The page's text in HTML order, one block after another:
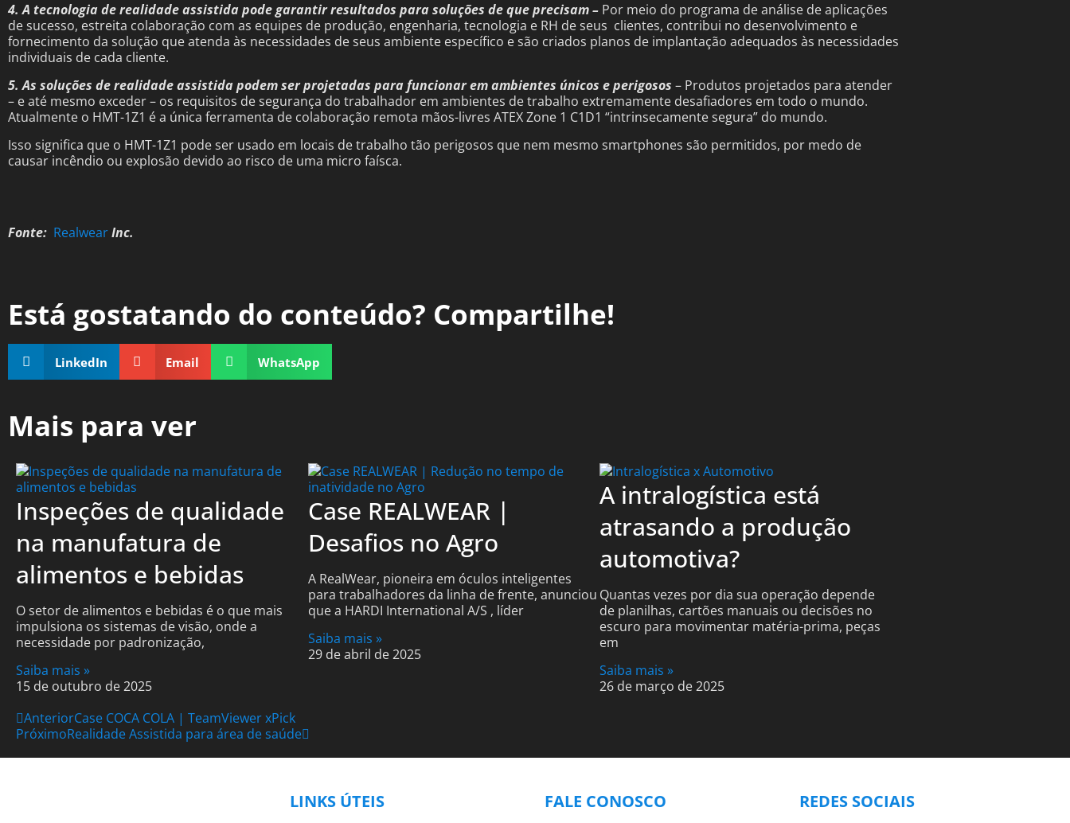
4. A tecnologia de realidade assistida pode garantirresultados para soluções de que precisam – Por meio do programa de análise de aplicações
de sucesso, estreita colaboração com as equipes de produção, engenharia, tecnologia e RH de seus clientes, contribui no desenvolvimento e
fornecimento da solução que atenda às necessidades de seus ambiente específico e são criados planos de implantação adequados às necessidades
individuais de cada cliente.
5. As soluções de realidade assistida podem ser projetadas para funcionar em ambientes únicos e perigosos – Produtos projetados para atender
– e até mesmo exceder – os requisitos de segurança do trabalhador em ambientes de trabalho extremamente desafiadores em todo o mundo.
Atualmente o HMT-1Z1 é a única ferramenta de colaboração remota mãos-livres ATEX Zone 1 C1D1 “intrinsecamente segura” do mundo.
Isso significa que o HMT-1Z1 pode ser usado em locais de trabalho tão perigosos que nem mesmo smartphones são permitidos, por medo de
causar incêndio ou explosão devido ao risco de uma micro faísca.
Fonte: RealwearInc.
Está gostatando do conteúdo? Compartilhe!
LinkedIn Email WhatsApp
Mais para ver
Inspeções de qualidade
na manufatura de
alimentos e bebidas
O setor de alimentos e bebidas é o que mais
impulsiona os sistemas de visão, onde a
necessidade por padronização,
Saiba mais »
15 de outubro de 2025
Case REALWEAR |
Desafios no Agro
A RealWear, pioneira em óculos inteligentes
para trabalhadores da linha de frente, anunciou
que a HARDI International A/S , líder
Saiba mais »
29 de abril de 2025
A intralogística está
atrasando a produção
automotiva?
Quantas vezes por dia sua operação depende
de planilhas, cartões manuais ou decisões no
escuro para movimentar matéria-prima, peças
em
Saiba mais »
26 de março de 2025
AnteriorCase COCA COLA | TeamViewer xPick
PróximoRealidade Assistida para área de saúde
LINKS ÚTEIS FALE CONOSCO REDES SOCIAIS